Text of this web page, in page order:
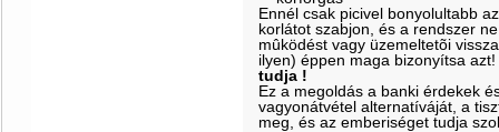
Ennél csak picivel bonyolultabb
korlátot szabjon, és a rendszer
mûködést vagy üzemeltetõi
ilyen) éppen maga bizonyítsa azt!
tudja !
Ez a megoldás a banki érdekek
vagyonátvétel alternatíváját, a
meg, és az emberiséget tudja